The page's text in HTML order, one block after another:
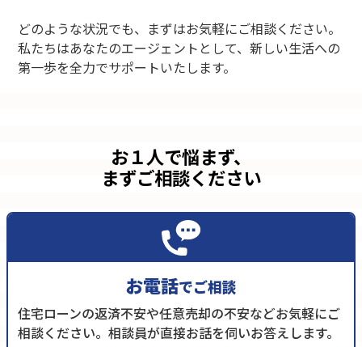
どのような状況でも、まずはお気軽にご相談ください。
私たちはあなたのエージェントとして、新しい生活への
第一歩を全力でサポートいたします。
お１人で悩まず、
まずご相談ください
お電話でご相談
住宅ローンの返済不安や任意売却の不安などお気軽にご
相談ください。相談員が直接お話を伺いお答えします。